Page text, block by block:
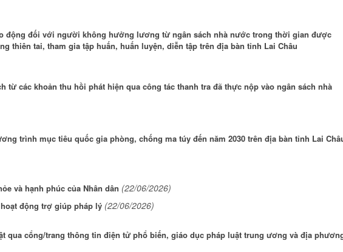
động đối với người không hưởng lương từ ngân sách nhà nước trong thời gian được
thiên tai, tham gia tập huấn, huấn luyện, diễn tập trên địa bàn tỉnh Lai Châu
từ các khoản thu hồi phát hiện qua công tác thanh tra đã thực nộp vào ngân sách nhà
trình mục tiêu quốc gia phòng, chống ma túy đến năm 2030 trên địa bàn tỉnh Lai
và hạnh phúc của Nhân dân (22/06/2026)
động trợ giúp pháp lý (22/06/2026)
qua cổng/trang thông tin điện tử phổ biến, giáo dục pháp luật trung ương và địa